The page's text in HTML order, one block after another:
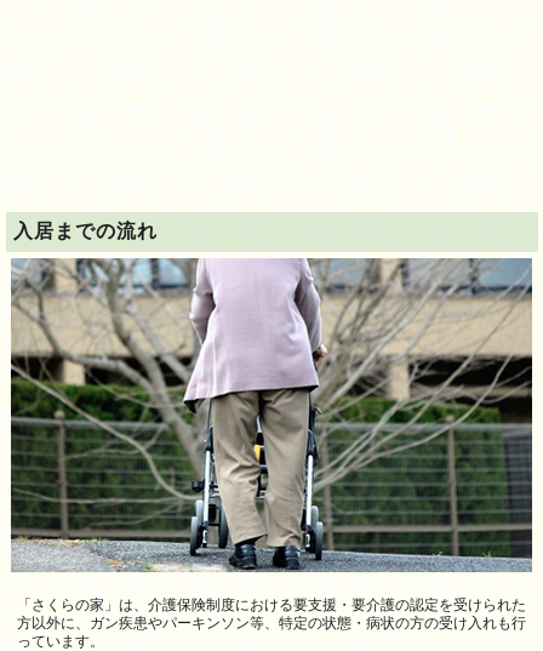
入居までの流れ
「さくらの家」は、介護保険制度における要支援・要介護の認定を受けられた
方以外に、ガン疾患やパーキンソン等、特定の状態・病状の方の受け入れも行
っています。